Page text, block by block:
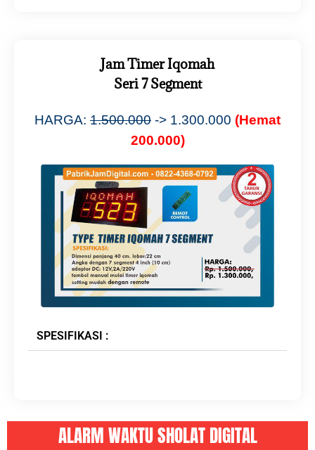
Jam Timer Iqomah
Seri 7 Segment
HARGA: 1.500.000 -> 1.300.000 (Hemat
200.000)
SPESIFIKASI :
ALARM WAKTU SHOLAT DIGITAL